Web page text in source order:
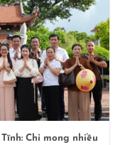
Chỉ mong nhiều